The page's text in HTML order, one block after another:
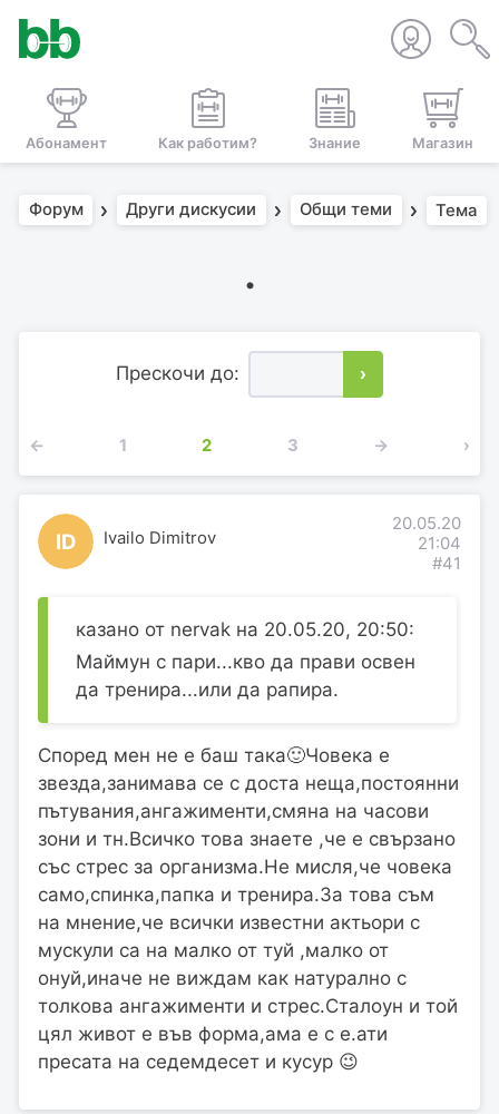
Абонамент Как работим? Знание Магазин
Форум Други дискусии Общи теми Тема
.
Прескочи до: ›
← 1 2 3 → ›
ID Ivailo Dimitrov
20.05.20
21:04
#41
казано от nervak на 20.05.20, 20:50:
Маймун с пари...кво да прави освен
да тренира...или да рапира.
Според мен не е баш така🙂Човека е
звезда,занимава се с доста неща,постоянни
пътувания,ангажименти,смяна на часови
зони и тн.Всичко това знаете ,че е свързано
със стрес за организма.Не мисля,че човека
само,спинка,папка и тренира.За това съм
на мнение,че всички известни актьори с
мускули са на малко от туй ,малко от
онуй,иначе не виждам как натурално с
толкова ангажименти и стрес.Сталоун и той
цял живот е във форма,ама е с е.ати
пресата на седемдесет и кусур 😉